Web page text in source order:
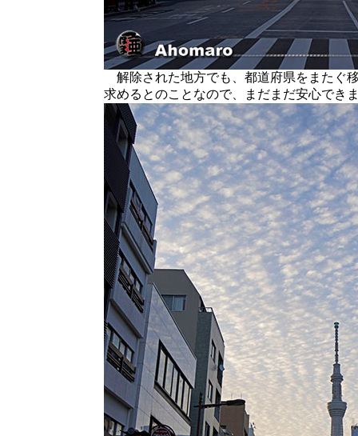
解除された地方でも、都道府県をまたぐ
求めるとのことなので、まだまだ安心でき